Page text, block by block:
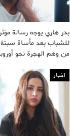
بدر هاري يوجه رسالة
للشباب بعد مأساة
من وهم الهجرة نحو
اخبار